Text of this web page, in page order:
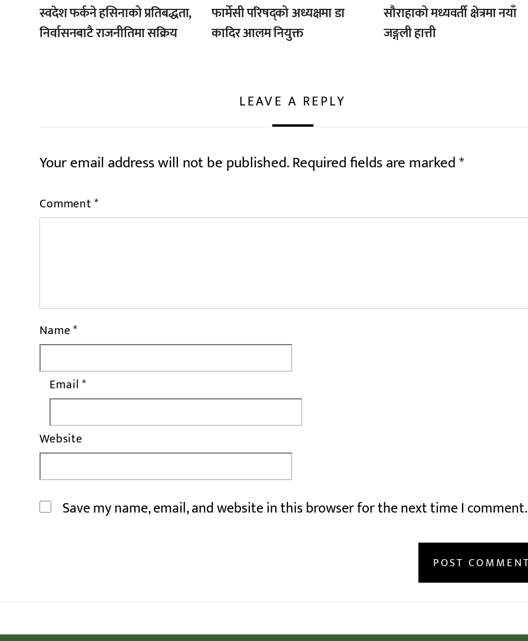
स्वदेश फर्कने हसिनाको प्रतिबद्धता,
निर्वासनबाटै राजनीतिमा सक्रिय
फार्मेसी परिषद्को अध्यक्षमा डा
कादिर आलम नियुक्त
सौराहाको मध्यवर्ती क्षेत्रमा नयाँ
जङ्गली हात्ती
LEAVE A REPLY
Your email address will not be published.Required fields are marked*
Comment*
Name*
Email*
Website
Save my name, email, and website in this browser for the next time I comment.